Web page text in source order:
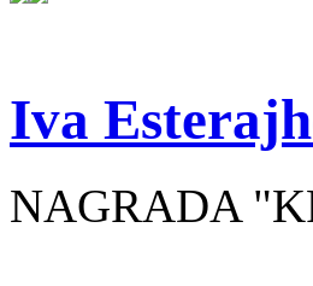
Iva
NAGRADA